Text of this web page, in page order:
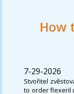
How
7-29-2026
Stvořitel
to order flexeril